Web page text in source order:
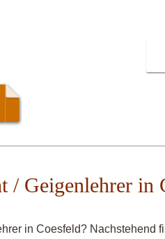
/ Geigenlehrer in
in Coesfeld? Nachstehend